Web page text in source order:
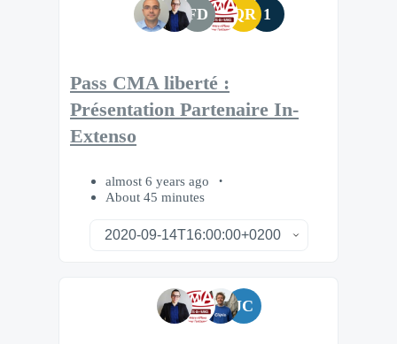
FD QR 1
Pass CMA liberté :
Présentation Partenaire In-
Extenso
almost 6 years ago
About 45 minutes
JC